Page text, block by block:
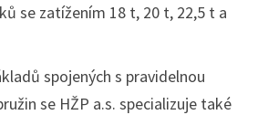
se zatížením 18 t, 20 t, 22,5 t a
spojených s pravidelnou
se HŽP a.s. specializuje také